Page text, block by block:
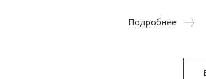
Подробнее